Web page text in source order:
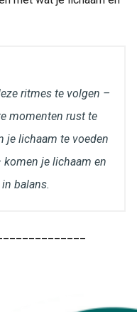
ritmes te volgen –
momenten rust te
je lichaam te voeden
je lichaam en
balans.